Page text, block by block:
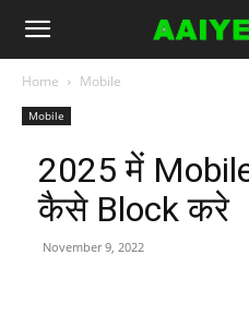
Home Mobile
Mobile
2025 में
कैसे Block करे
November 9, 2022